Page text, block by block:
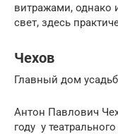
витражами, однако
свет, здесь
Чехов
Главный дом
Антон Павлович
году у